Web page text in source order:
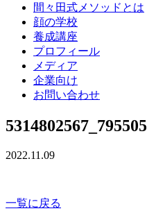
間々田式メソッドとは
顔の学校
養成講座
プロフィール
メディア
企業向け
お問い合わせ
2022.11.09
一覧に戻る